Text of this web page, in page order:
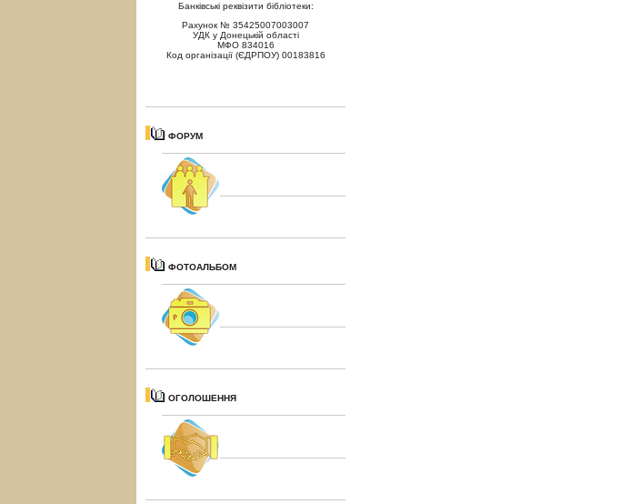
Банківські реквізити бібліотеки:
Рахунок № 35425007003007
УДК у Донецькій області
МФО 834016
Код організації (ЄДРПОУ) 00183816
ФОРУМ
ФОТОАЛЬБОМ
ОГОЛОШЕННЯ